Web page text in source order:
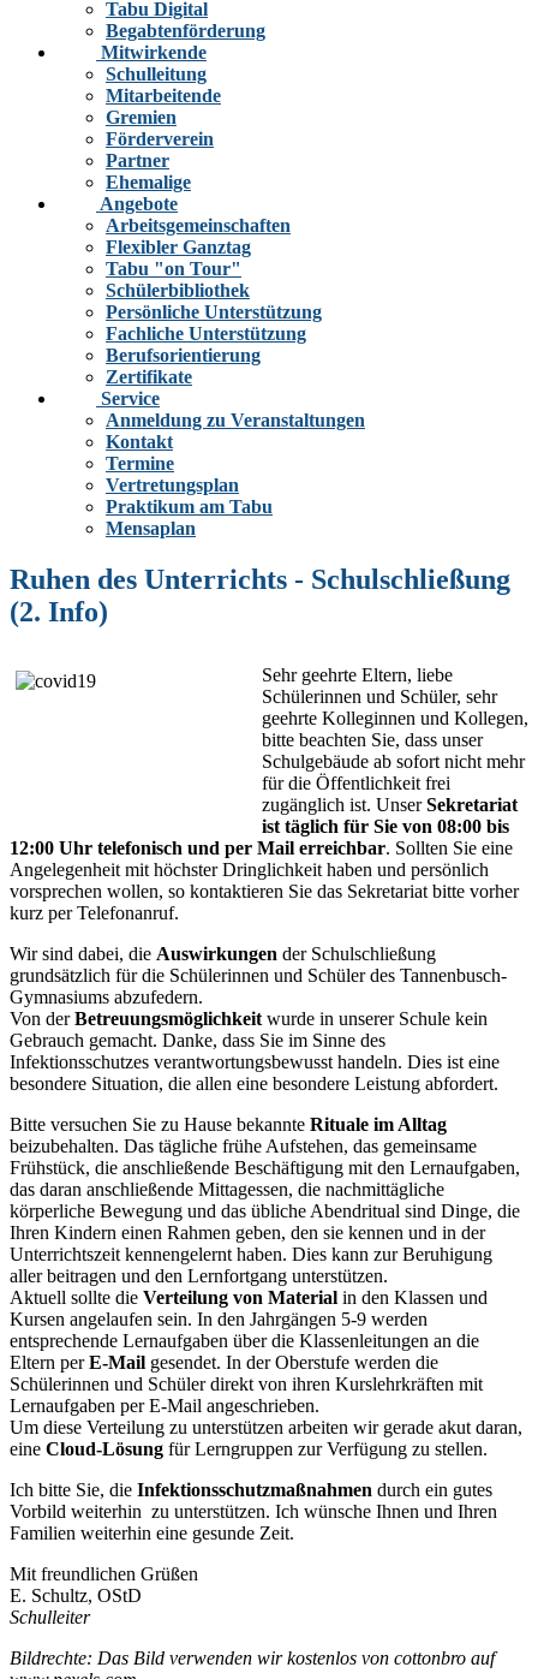
Tabu Digital
Begabtenförderung
Mitwirkende
Schulleitung
Mitarbeitende
Gremien
Förderverein
Partner
Ehemalige
Angebote
Arbeitsgemeinschaften
Flexibler Ganztag
Tabu "on Tour"
Schülerbibliothek
Persönliche Unterstützung
Fachliche Unterstützung
Berufsorientierung
Zertifikate
Service
Anmeldung zu Veranstaltungen
Kontakt
Termine
Vertretungsplan
Praktikum am Tabu
Mensaplan
Ruhen des Unterrichts - Schulschließung
(2. Info)
Sehr geehrte Eltern, liebe
Schülerinnen und Schüler, sehr
geehrte Kolleginnen und Kollegen,
bitte beachten Sie, dass unser
Schulgebäude ab sofort nicht mehr
für die Öffentlichkeit frei
zugänglich ist. UnserSekretariat
ist täglich für Sie von 08:00 bis
12:00 Uhr telefonisch und per Mail erreichbar. Sollten Sie eine
Angelegenheit mit höchster Dringlichkeit haben und persönlich
vorsprechen wollen, so kontaktieren Sie das Sekretariat bitte vorher
kurz per Telefonanruf.
Wir sind dabei, die Auswirkungen der Schulschließung
grundsätzlich für die Schülerinnen und Schüler des Tannenbusch-
Gymnasiums abzufedern.
Von derBetreuungsmöglichkeit wurde in unserer Schule kein
Gebrauch gemacht. Danke, dass Sie im Sinne des
Infektionsschutzes verantwortungsbewusst handeln. Dies ist eine
besondere Situation, die allen eine besondere Leistung abfordert.
Bitte versuchen Sie zu Hause bekannte Rituale im Alltag
beizubehalten. Das tägliche frühe Aufstehen, das gemeinsame
Frühstück, die anschließende Beschäftigung mit den Lernaufgaben,
das daran anschließende Mittagessen, die nachmittägliche
körperliche Bewegung und das übliche Abendritual sind Dinge, die
Ihren Kindern einen Rahmen geben, den sie kennen und in der
Unterrichtszeit kennengelernt haben. Dies kann zur Beruhigung
aller beitragen und den Lernfortgang unterstützen.
Aktuell sollte die Verteilung von Material in den Klassen und
Kursen angelaufen sein. In den Jahrgängen 5-9 werden
entsprechende Lernaufgaben über die Klassenleitungen an die
Eltern perE-Mail gesendet. In der Oberstufe werden die
Schülerinnen und Schüler direkt von ihren Kurslehrkräften mit
Lernaufgaben per E-Mail angeschrieben.
Um diese Verteilung zu unterstützen arbeiten wir gerade akut daran,
eine Cloud-Lösung für Lerngruppen zur Verfügung zu stellen.
Ich bitte Sie, die Infektionsschutzmaßnahmen durch ein gutes
Vorbild weiterhin zu unterstützen. Ich wünsche Ihnen und Ihren
Familien weiterhin eine gesunde Zeit.
Mit freundlichen Grüßen
E. Schultz, OStD
Schulleiter
Bildrechte: Das Bild verwenden wir kostenlos von cottonbro auf